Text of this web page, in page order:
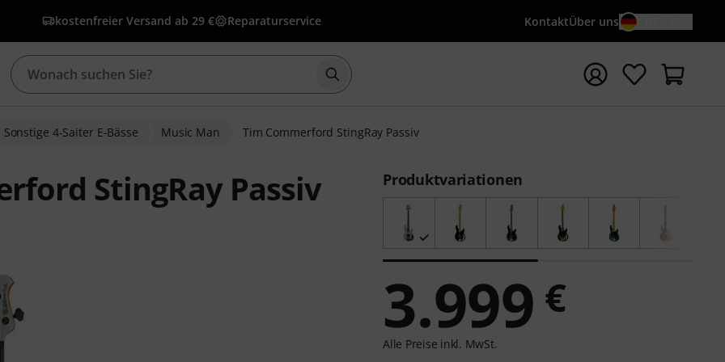
kostenfreier Versand ab 29 € Reparaturservice KontaktÜber uns
Suche mit Suchwort {searchTerm} starten
Sonstige 4-Saiter E-Bässe Music Man Tim Commerford StingRay Passiv
StingRay Passiv Produktvariationen
3.999 €
Alle Preise inkl. MwSt.